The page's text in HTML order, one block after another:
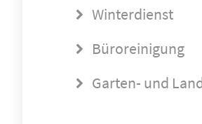
Winterdienst
Büroreinigung
Garten- und